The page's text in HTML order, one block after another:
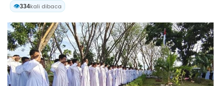
👁️334kali dibaca